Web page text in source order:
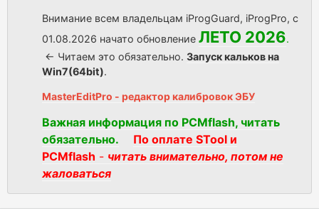
Внимание всем владельцам iProgGuard, iProgPro, с
01.08.2026 начато обновление ЛЕТО 2026.
<- Читаем это обязательно. Запуск кальков на
Win7(64bit).
MasterEditPro - редактор калибровок ЭБУ
Важная информация по PCMflash, читать
обязательно.
По оплате STool и
PCMflash - читать внимательно, потом не
жаловаться